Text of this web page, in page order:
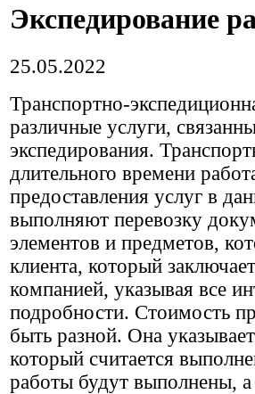
Экспедирование
25.05.2022
Транспортно-
различные услуги,
экспедирования.
длительного времени
предоставления услуг в
выполняют перевозку
элементов и предметов,
клиента, который
компанией, указывая все
подробности. Стоимость
быть разной. Она
который считается
работы будут выполнены, а